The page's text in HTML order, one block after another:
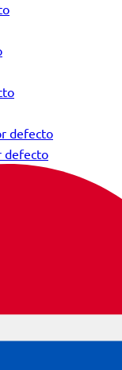
defecto
defecto